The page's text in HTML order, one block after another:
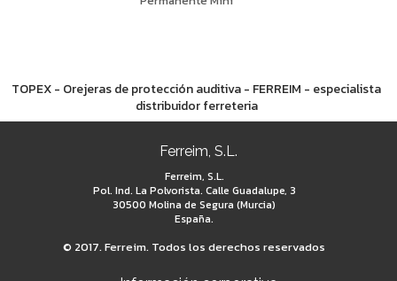
TOPEX - Orejeras de protección auditiva - FERREIM - especialista
distribuidor ferreteria
Ferreim, S.L.
Ferreim, S.L.
Pol. Ind. La Polvorista. Calle Guadalupe, 3
30500 Molina de Segura (Murcia)
España.
© 2017. Ferreim. Todos los derechos reservados